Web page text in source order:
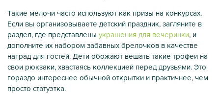
Такие мелочи часто используют как призы на конкурсах.
Если вы организовываете детский праздник, загляните в
раздел, где представлены украшения для вечеринки, и
дополните их набором забавных брелочков в качестве
наград для гостей. Дети обожают вешать такие трофеи на
свои рюкзаки, хвастаясь коллекцией перед друзьями. Это
гораздо интереснее обычной открытки и практичнее, чем
просто статуэтка.